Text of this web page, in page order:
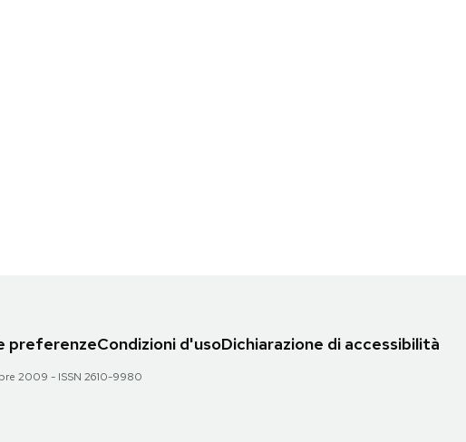
preferenzeCondizioni d'usoDichiarazione di accessibilità
2009 - ISSN 2610-9980